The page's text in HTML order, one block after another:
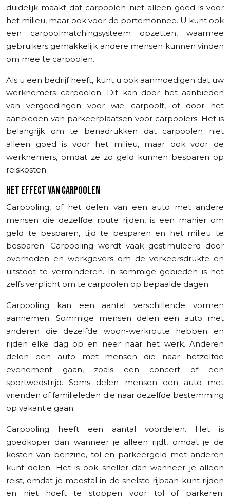
duidelijk maakt dat carpoolen niet alleen goed is voor
het milieu, maar ook voor de portemonnee. U kunt ook
een carpoolmatchingsysteem opzetten, waarmee
gebruikers gemakkelijk andere mensen kunnen vinden
om mee te carpoolen.
Als u een bedrijf heeft, kunt u ook aanmoedigen dat uw
werknemers carpoolen. Dit kan door het aanbieden
van vergoedingen voor wie carpoolt, of door het
aanbieden van parkeerplaatsen voor carpoolers. Het is
belangrijk om te benadrukken dat carpoolen niet
alleen goed is voor het milieu, maar ook voor de
werknemers, omdat ze zo geld kunnen besparen op
reiskosten.
HET EFFECT VAN CARPOOLEN
Carpooling, of het delen van een auto met andere
mensen die dezelfde route rijden, is een manier om
geld te besparen, tijd te besparen en het milieu te
besparen. Carpooling wordt vaak gestimuleerd door
overheden en werkgevers om de verkeersdrukte en
uitstoot te verminderen. In sommige gebieden is het
zelfs verplicht om te carpoolen op bepaalde dagen.
Carpooling kan een aantal verschillende vormen
aannemen. Sommige mensen delen een auto met
anderen die dezelfde woon-werkroute hebben en
rijden elke dag op en neer naar het werk. Anderen
delen een auto met mensen die naar hetzelfde
evenement gaan, zoals een concert of een
sportwedstrijd. Soms delen mensen een auto met
vrienden of familieleden die naar dezelfde bestemming
op vakantie gaan.
Carpooling heeft een aantal voordelen. Het is
goedkoper dan wanneer je alleen rijdt, omdat je de
kosten van benzine, tol en parkeergeld met anderen
kunt delen. Het is ook sneller dan wanneer je alleen
reist, omdat je meestal in de snelste rijbaan kunt rijden
en niet hoeft te stoppen voor tol of parkeren.